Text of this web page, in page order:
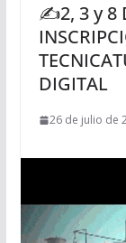
✍2, 3 y 8
DIGITAL
26 de julio de